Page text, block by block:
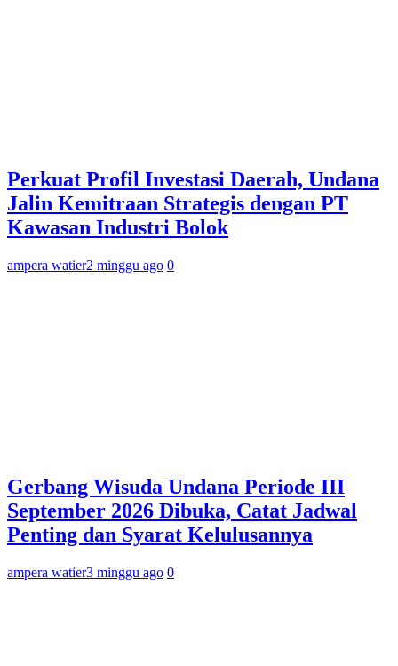
Perkuat Profil Investasi Daerah, Undana
Jalin Kemitraan Strategis dengan PT
Kawasan Industri Bolok
ampera watier2 minggu ago 0
Gerbang Wisuda Undana Periode III
September 2026 Dibuka, Catat Jadwal
Penting dan Syarat Kelulusannya
ampera watier3 minggu ago 0